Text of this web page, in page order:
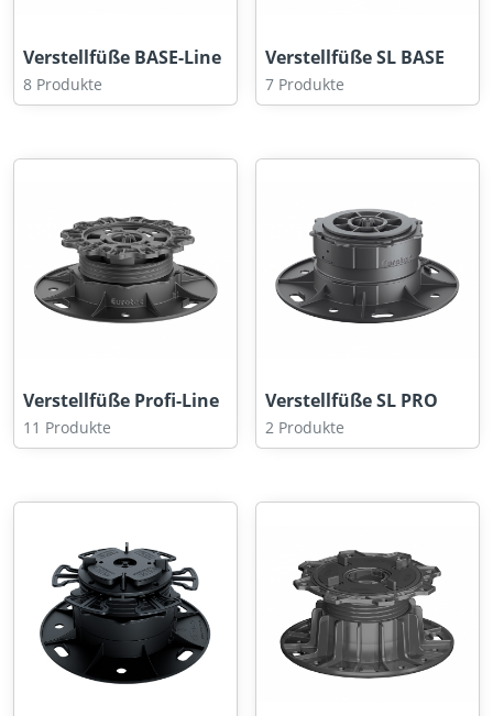
Verstellfüße BASE-Line
8 Produkte
Verstellfüße SL BASE
7 Produkte
Verstellfüße Profi-Line
11 Produkte
Verstellfüße SL PRO
2 Produkte